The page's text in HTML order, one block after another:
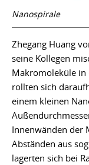
Nanospirale
Zhegang Huang
seine Kollegen
Makromoleküle in
rollten sich
einem kleinen
Innenwänden der
Abständen aus
lagerten sich bei